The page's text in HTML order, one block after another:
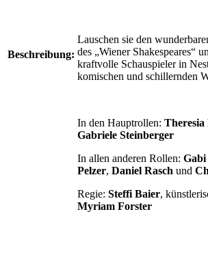
Beschreibung:
Lauschen sie den
des „Wiener Shakespeares“
kraftvolle Schauspieler in
komischen und schillernden
In den Hauptrollen: Theresia
Gabriele Steinberger
In allen anderen Rollen:
Pelzer, Daniel Rasch und
Regie: Steffi Baier,
Myriam Forster